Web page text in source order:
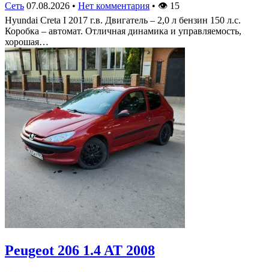
Сеть 07.08.2026 • Нет комментария • 👁 15
Hyundai Creta I 2017 г.в. Двигатель – 2,0 л бензин 150 л.с.
Коробка – автомат. Отличная динамика и управляемость,
хорошая…
Peugeot 206 1.4 AT 2008